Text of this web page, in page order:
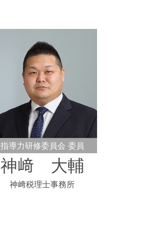
指導力研修委員会 委員
神﨑 大輔
神﨑税理士事務所